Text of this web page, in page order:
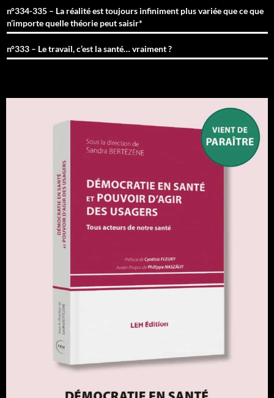
n°334-335 – La réalité est toujours infiniment plus variée que ce que
n’importe quelle théorie peut saisir*
n°333 – Le travail, c’est la santé… vraiment ?